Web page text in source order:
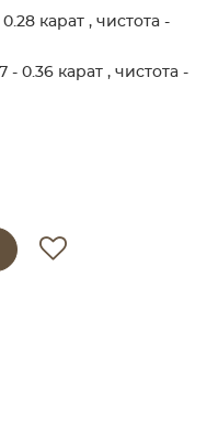
карат , чистота -
0.36 карат , чистота -